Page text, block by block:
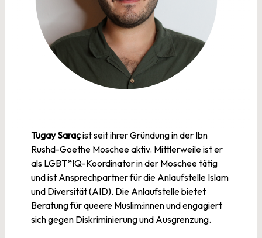
Tugay Saraçist seit ihrer Gründung in der Ibn
Rushd-Goethe Moschee aktiv. Mittlerweile ist er
als LGBT*IQ-Koordinator in der Moschee tätig
und ist Ansprechpartner für die Anlaufstelle Islam
und Diversität (AID). Die Anlaufstelle bietet
Beratung für queere Muslim:innen und engagiert
sich gegen Diskriminierung und Ausgrenzung.